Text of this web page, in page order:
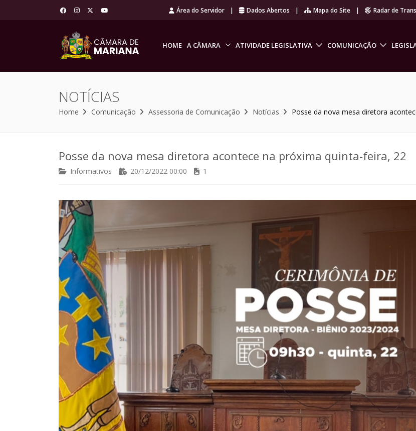
Área do Servidor | Dados Abertos | Mapa do Site | Radar de
HOME A CÂMARA ATIVIDADE LEGISLATIVA COMUNICAÇÃO
NOTÍCIAS
Home Comunicação Assessoria de Comunicação Notícias Posse da nova mesa diretora
Posse da nova mesa diretora acontece na próxima quinta-feira, 22
Informativos 20/12/2022 00:00 1